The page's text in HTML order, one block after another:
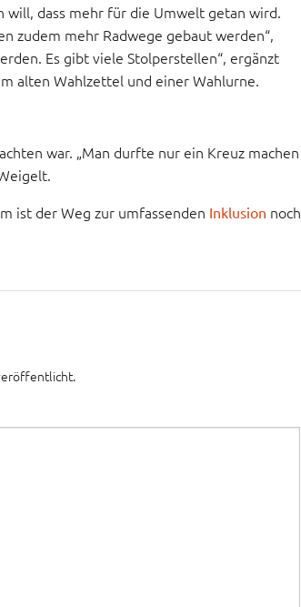
will, dass mehr für die Umwelt getan wird.
zudem mehr Radwege gebaut werden“,
Es gibt viele Stolperstellen“, ergänzt
alten Wahlzettel und einer Wahlurne.
war. „Man durfte nur ein Kreuz machen
ist der Weg zur umfassenden Inklusion noch